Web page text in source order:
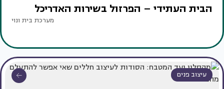
הבית העתידי – הפרזול בשירות האדריכל
מערכת בית ונוי
עיצוב פנים